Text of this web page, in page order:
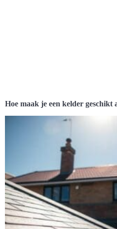
Hoe maak je een kelder geschikt